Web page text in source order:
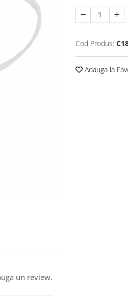
Cod Produs:
Adauga la
un review.